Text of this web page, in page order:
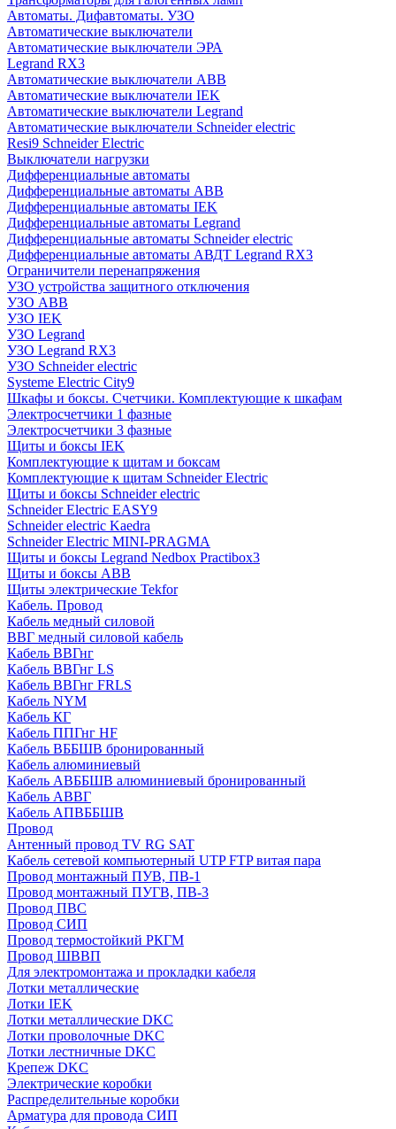
Автоматы. Дифавтоматы. УЗО
Автоматические выключатели
Автоматические выключатели ЭРА
Legrand RX3
Автоматические выключатели ABB
Автоматические выключатели IEK
Автоматические выключатели Legrand
Автоматические выключатели Schneider electric
Resi9 Schneider Electric
Выключатели нагрузки
Дифференциальные автоматы
Дифференциальные автоматы ABB
Дифференциальные автоматы IEK
Дифференциальные автоматы Legrand
Дифференциальные автоматы Schneider electric
Дифференциальные автоматы АВДТ Legrand RX3
Ограничители перенапряжения
УЗО устройства защитного отключения
УЗО ABB
УЗО IEK
УЗО Legrand
УЗО Legrand RX3
УЗО Schneider electric
Systeme Electric City9
Шкафы и боксы. Счетчики. Комплектующие к шкафам
Электросчетчики 1 фазные
Электросчетчики 3 фазные
Щиты и боксы IEK
Комплектующие к щитам и боксам
Комплектующие к щитам Schneider Electric
Щиты и боксы Schneider electric
Schneider Electric EASY9
Schneider electric Kaedra
Schneider Electric MINI-PRAGMA
Щиты и боксы Legrand Nedbox Practibox3
Щиты и боксы ABB
Щиты электрические Tekfor
Кабель. Провод
Кабель медный силовой
ВВГ медный силовой кабель
Кабель ВВГнг
Кабель ВВГнг LS
Кабель ВВГнг FRLS
Кабель NYM
Кабель КГ
Кабель ППГнг HF
Кабель ВББШВ бронированный
Кабель алюминиевый
Кабель АВББШВ алюминиевый бронированный
Кабель АВВГ
Кабель АПВББШВ
Провод
Антенный провод TV RG SAT
Кабель сетевой компьютерный UTP FTP витая пара
Провод монтажный ПУВ, ПВ-1
Провод монтажный ПУГВ, ПВ-3
Провод ПВС
Провод СИП
Провод термостойкий РКГМ
Провод ШВВП
Для электромонтажа и прокладки кабеля
Лотки металлические
Лотки IEK
Лотки металлические DKC
Лотки проволочные DKC
Лотки лестничные DKC
Крепеж DKC
Электрические коробки
Распределительные коробки
Арматура для провода СИП